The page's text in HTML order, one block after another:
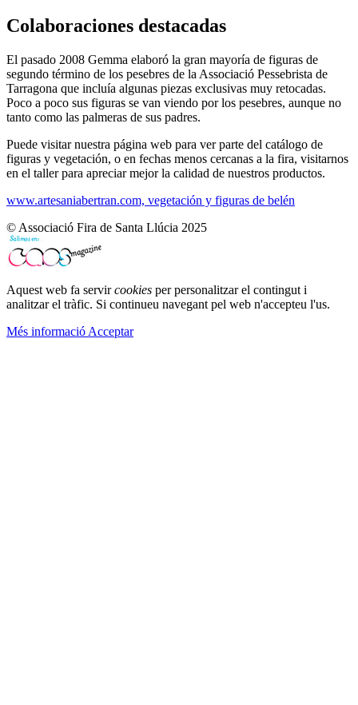
Colaboraciones destacadas
El pasado 2008 Gemma elaboró la gran mayoría de figuras de
segundo término de los pesebres de la Associació Pessebrista de
Tarragona que incluía algunas piezas exclusivas muy retocadas.
Poco a poco sus figuras se van viendo por los pesebres, aunque no
tanto como las palmeras de sus padres.
Puede visitar nuestra página web para ver parte del catálogo de
figuras y vegetación, o en fechas menos cercanas a la fira, visitarnos
en el taller para apreciar mejor la calidad de nuestros productos.
www.artesaniabertran.com, vegetación y figuras de belén
© Associació Fira de Santa Llúcia 2025
Aquest web fa servircookies per personalitzar el contingut i
analitzar el tràfic. Si continueu navegant pel web n'accepteu l'us.
Més informació Acceptar